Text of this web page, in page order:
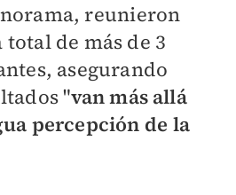
reunieron
de más de 3
asegurando
"van más allá
percepción de la